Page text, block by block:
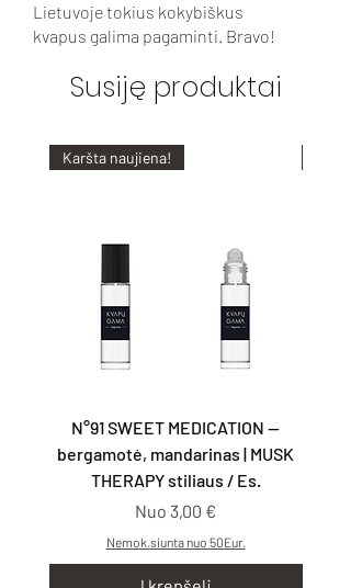
Lietuvoje tokius kokybiškus
kvapus galima pagaminti. Bravo!
Susiję produktai
Karšta naujiena!
N°91 SWEET MEDICATION —
bergamotė, mandarinas | MUSK
THERAPY stiliaus / Es.
Nuo 3,00 €
Pardavimo kaina
Nemok.siunta nuo 50Eur.